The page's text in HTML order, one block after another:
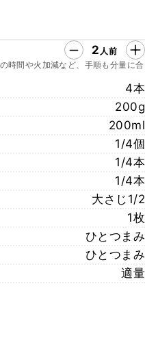
2 人前
時間や火加減など、手順も分量に合
4本
200g
200ml
1/4個
1/4本
1/4本
大さじ1/2
1枚
ひとつまみ
ひとつまみ
適量